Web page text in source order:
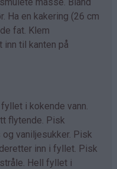
Ha en kakering (26 cm
fat. Klem
inn til kanten på
i kokende vann.
flytende. Pisk
vaniljesukker. Pisk
inn i fyllet. Pisk
Hell fyllet i